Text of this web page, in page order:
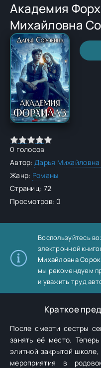
Академия
Михайловна
0 голосов
Автор: Дарья
Жанр: Романы
Страниц: 72
Просмотров: 0
Воспользуйтесь
электронной
Михайловна
мы рекомендуем
и уважить труд
Краткое
После смерти сестры
занять её место.
элитной закрытой
мероприятия в